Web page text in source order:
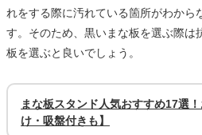
れをする際に汚れている箇所がわから
す。そのため、黒いまな板を選ぶ際は
板を選ぶと良いでしょう。
まな板スタンド人気おすすめ17選
け・吸盤付きも】